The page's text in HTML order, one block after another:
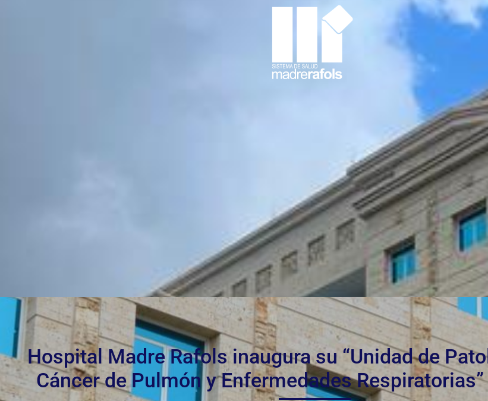
Hospital Madre Rafols inaugura su “Unidad de
Cáncer de Pulmón y Enfermedades Respiratorias”